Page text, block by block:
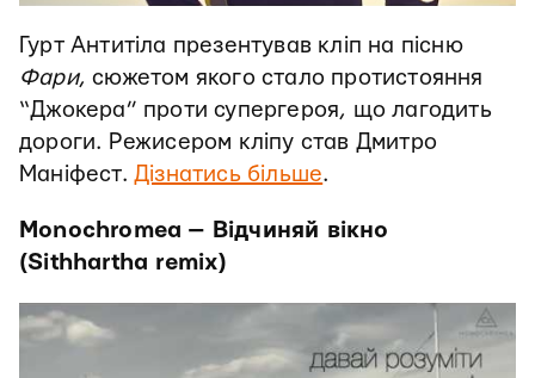
Гурт Антитіла презентував кліп на пісню
Фари, сюжетом якого стало протистояння
“Джокера” проти супергероя, що лагодить
дороги. Режисером кліпу став Дмитро
Маніфест. Дізнатись більше.
Monochromea — Відчиняй вікно
(Sithhartha remix)